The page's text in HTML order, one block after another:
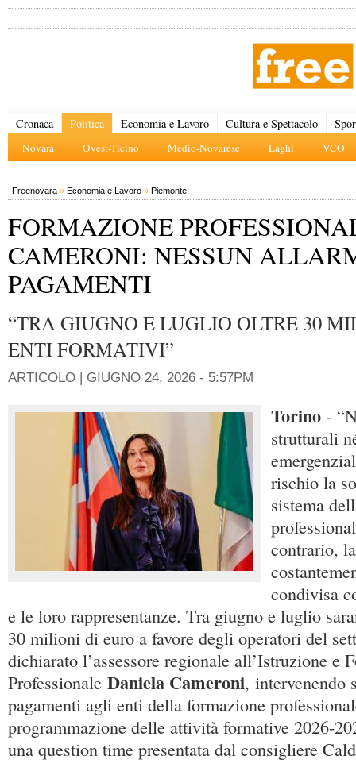
Cronaca Politica
Novara Ovest-Ticino Medio-Novarese Laghi VCO
Economia e Lavoro Cultura e Spettacolo
Freenovara » Economia e Lavoro » Piemonte
FORMAZIONE
CAMERONI: NESSUN
PAGAMENTI
“TRA GIUGNO E LUGLIO OLTRE 30
ENTI FORMATIVI”
ARTICOLO | GIUGNO 24, 2026 - 5:57PM
Torino -
strutturali
rischio la
sistema
contrario,
condivisa
e le loro rappresentanze. Tra giugno e luglio
30 milioni di euro a favore degli operatori del
dichiarato l’assessore regionale all’Istruzione e
Professionale Daniela Cameroni, intervenendo
pagamenti agli enti della formazione
programmazione delle attività formative 2026-
una question time presentata dal consigliere